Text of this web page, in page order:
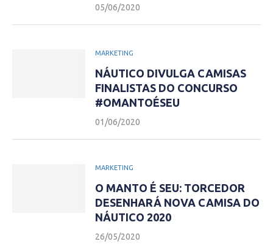
05/06/2020
MARKETING
NÁUTICO DIVULGA CAMISAS
FINALISTAS DO CONCURSO
#OMANTOÉSEU
01/06/2020
MARKETING
O MANTO É SEU: TORCEDOR
DESENHARÁ NOVA CAMISA DO
NÁUTICO 2020
26/05/2020